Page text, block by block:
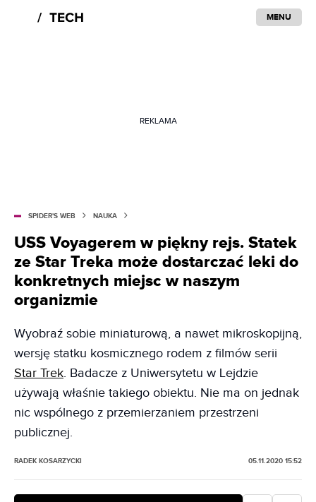
MENU
REKLAMA
SPIDER'S WEB NAUKA
USS Voyagerem w piękny rejs. Statek
ze Star Treka może dostarczać leki do
konkretnych miejsc w naszym
organizmie
Wyobraź sobie miniaturową, a nawet mikroskopijną,
wersję statku kosmicznego rodem z filmów serii
Star Trek. Badacze z Uniwersytetu w Lejdzie
używają właśnie takiego obiektu. Nie ma on jednak
nic wspólnego z przemierzaniem przestrzeni
publicznej.
RADEK KOSARZYCKI 05.11.2020 15:52